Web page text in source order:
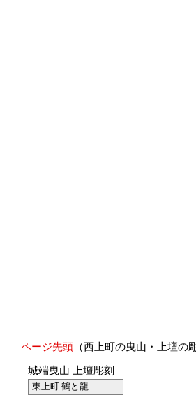
ページ先頭 （西上町の曳山・上壇の
城端曳山 上壇彫刻
東上町 鶴と龍